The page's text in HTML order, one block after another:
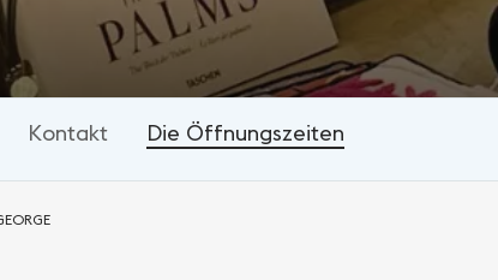
Kontakt Die Öffnungszeiten